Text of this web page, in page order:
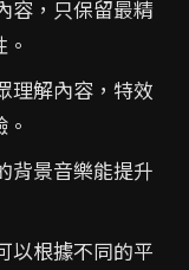
容，只保留最精
理解內容，特效
背景音樂能提升
以根據不同的平